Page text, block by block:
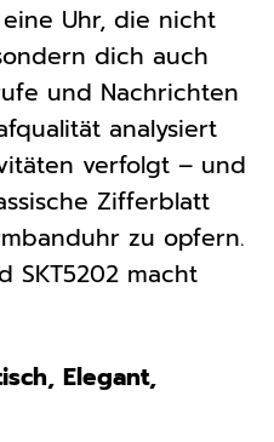
Uhr, die nicht
dich auch
und Nachrichten
analysiert
verfolgt – und
Zifferblatt
zu opfern.
SKT5202 macht
Elegant,